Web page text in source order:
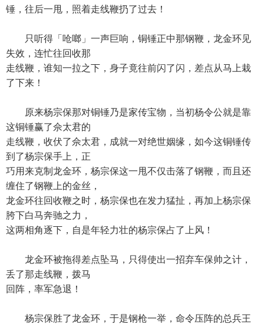
锤，往后一甩，照着走线鞭扔了过去！
只听得「呛啷」一声巨响，铜锤正中那钢鞭，龙金环见
失效，连忙往回收那
走线鞭，谁知一拉之下，身子竟往前闪了闪，差点从马上栽
了下来！
原来杨宗保那对铜锤乃是家传宝物，当初杨令公就是靠
这铜锤赢了佘太君的
走线鞭，收伏了佘太君，成就一对绝世姻缘，如今这铜锤传
到了杨宗保手上，正
巧用来克制龙金环，杨宗保这一甩不仅击落了钢鞭，而且还
缠住了钢鞭上的金丝，
龙金环往回收鞭之时，杨宗保也在发力猛扯，再加上杨宗保
胯下白马奔驰之力，
这两相角逐下，自是年轻力壮的杨宗保占了上风！
龙金环被拖得差点坠马，只得使出一招弃车保帅之计，
丢了那走线鞭，拨马
回阵，率军急退！
杨宗保胜了龙金环，于是钢枪一举，命令压阵的总兵王